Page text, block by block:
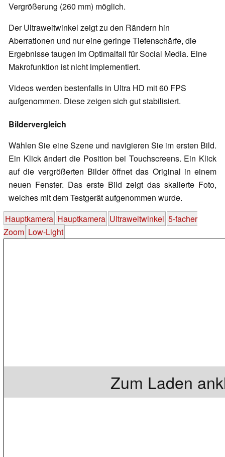
Vergrößerung (260 mm) möglich.
Der Ultraweitwinkel zeigt zu den Rändern hin
Aberrationen und nur eine geringe Tiefenschärfe, die
Ergebnisse taugen im Optimalfall für Social Media. Eine
Makrofunktion ist nicht implementiert.
Videos werden bestenfalls in Ultra HD mit 60 FPS
aufgenommen. Diese zeigen sich gut stabilisiert.
Bildervergleich
Wählen Sie eine Szene und navigieren Sie im ersten Bild.
Ein Klick ändert die Position bei Touchscreens. Ein Klick
auf die vergrößerten Bilder öffnet das Original in einem
neuen Fenster. Das erste Bild zeigt das skalierte Foto,
welches mit dem Testgerät aufgenommen wurde.
Hauptkamera Hauptkamera Ultraweitwinkel 5-facher
Zoom Low-Light
Zum Laden